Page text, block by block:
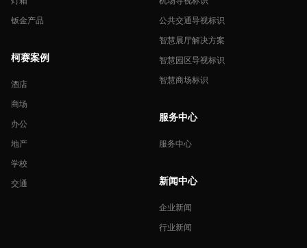
钣金产品
柯赛案例
酒店
商场
办公
地产
学校
交通
公共交通导视标识
智慧展厅解决方案
智慧园区导视标识
智慧商场标识
服务中心
服务中心
新闻中心
企业新闻
行业新闻